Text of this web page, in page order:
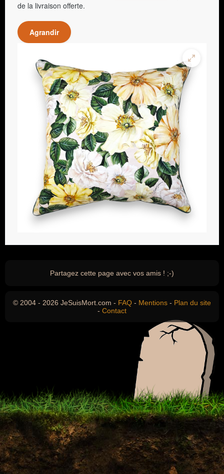
de la livraison offerte.
Agrandir
Partagez cette page avec vos amis ! ;-)
© 2004 - 2026 JeSuisMort.com - FAQ - Mentions - Plan du site
- Contact